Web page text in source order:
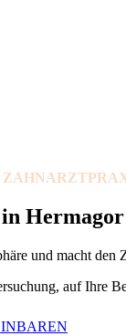
Hermagor
und macht den
auf Ihre